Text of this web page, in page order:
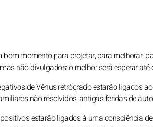
bom momento para projetar, para melhorar,
não divulgados: o melhor será esperar
de Vênus retrógrado estarão ligados
não resolvidos, antigas feridas de
estarão ligados à uma consciência